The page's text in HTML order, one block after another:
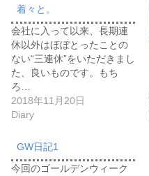
着々と。
会社に入って以来、長期連
休以外はほぼとったことの
ない“三連休”をいただきまし
た、良いものです。もち
ろ…
2018年11月20日
Diary
GW日記1
今回のゴールデンウィーク